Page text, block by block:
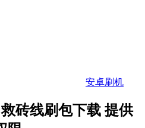
安卓刷机
救砖线刷包下载 提供